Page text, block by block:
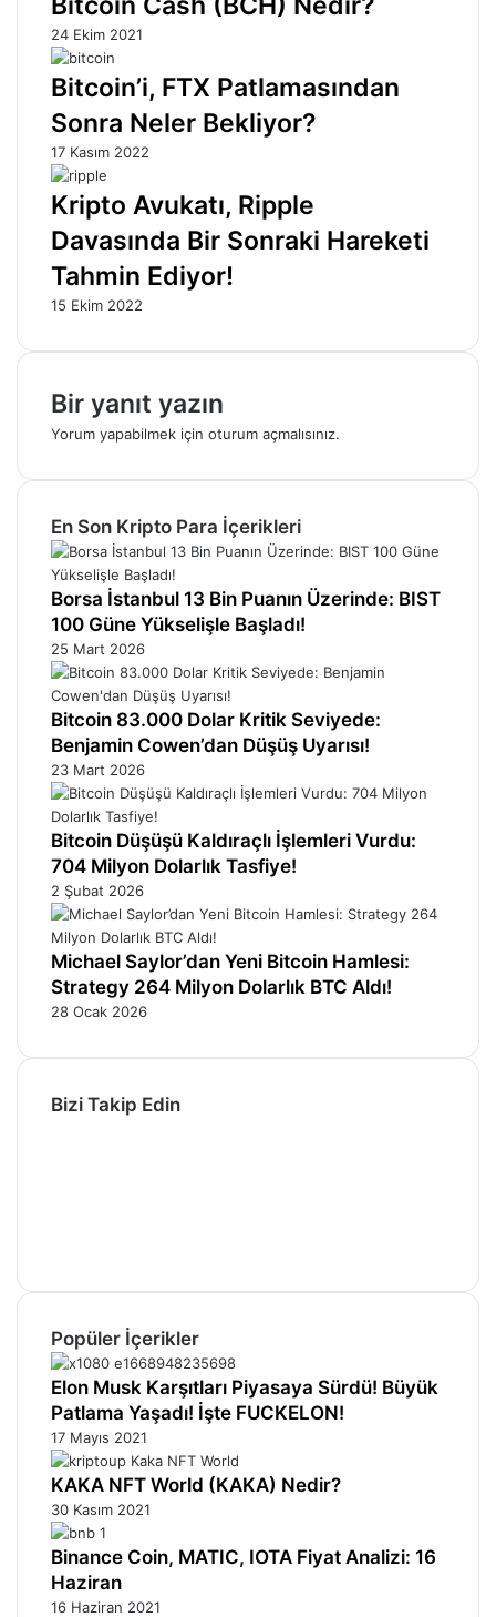
24 Ekim 2021
Bitcoin’i, FTX Patlamasından
Sonra Neler Bekliyor?
17 Kasım 2022
Kripto Avukatı, Ripple
Davasında Bir Sonraki Hareketi
Tahmin Ediyor!
15 Ekim 2022
Bir yanıt yazın
Yorum yapabilmek için oturum açmalısınız.
En Son Kripto Para İçerikleri
Borsa İstanbul 13 Bin Puanın Üzerinde: BIST
100 Güne Yükselişle Başladı!
25 Mart 2026
Bitcoin 83.000 Dolar Kritik Seviyede:
Benjamin Cowen’dan Düşüş Uyarısı!
23 Mart 2026
Bitcoin Düşüşü Kaldıraçlı İşlemleri Vurdu:
704 Milyon Dolarlık Tasfiye!
2 Şubat 2026
Michael Saylor’dan Yeni Bitcoin Hamlesi:
Strategy 264 Milyon Dolarlık BTC Aldı!
28 Ocak 2026
Bizi Takip Edin
Popüler İçerikler
Elon Musk Karşıtları Piyasaya Sürdü! Büyük
Patlama Yaşadı! İşte FUCKELON!
17 Mayıs 2021
KAKA NFT World (KAKA) Nedir?
30 Kasım 2021
Binance Coin, MATIC, IOTA Fiyat Analizi: 16
Haziran
16 Haziran 2021